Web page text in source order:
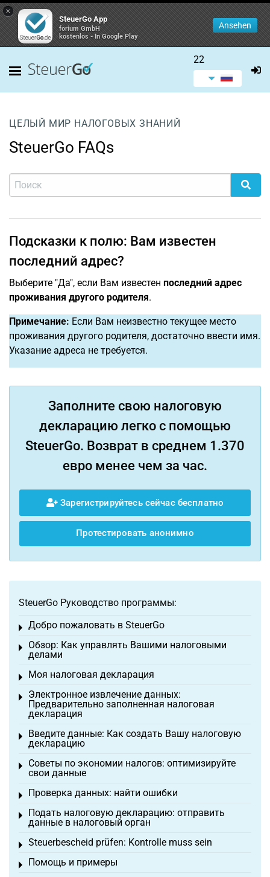
×
SteuerGo App
forium GmbH
kostenlos - In Google Play
Ansehen
22
ЦЕЛЫЙ МИР НАЛОГОВЫХ ЗНАНИЙ
SteuerGo FAQs
Подсказки к полю: Вам известен
последний адрес?
Выберите "Да", если Вам известен последний адрес
проживания другого родителя.
Примечание: Если Вам неизвестно текущее место
проживания другого родителя, достаточно ввести имя.
Указание адреса не требуется.
Заполните свою налоговую
декларацию легко с помощью
SteuerGo. Возврат в среднем 1.370
евро менее чем за час.
Зарегистрируйтесь сейчас бесплатно
Протестировать анонимно
SteuerGo Руководство программы:
Добро пожаловать в SteuerGo
Toggle menu
Обзор: Как управлять Вашими налоговыми
делами
Toggle menu
Моя налоговая декларация
Toggle menu
Электронное извлечение данных:
Предварительно заполненная налоговая
декларация
Toggle menu
Введите данные: Как создать Вашу налоговую
декларацию
Toggle menu
Советы по экономии налогов: оптимизируйте
свои данные
Toggle menu
Проверка данных: найти ошибки
Toggle menu
Подать налоговую декларацию: отправить
данные в налоговый орган
Toggle menu
Steuerbescheid prüfen: Kontrolle muss sein
Toggle menu
Помощь и примеры
Toggle menu